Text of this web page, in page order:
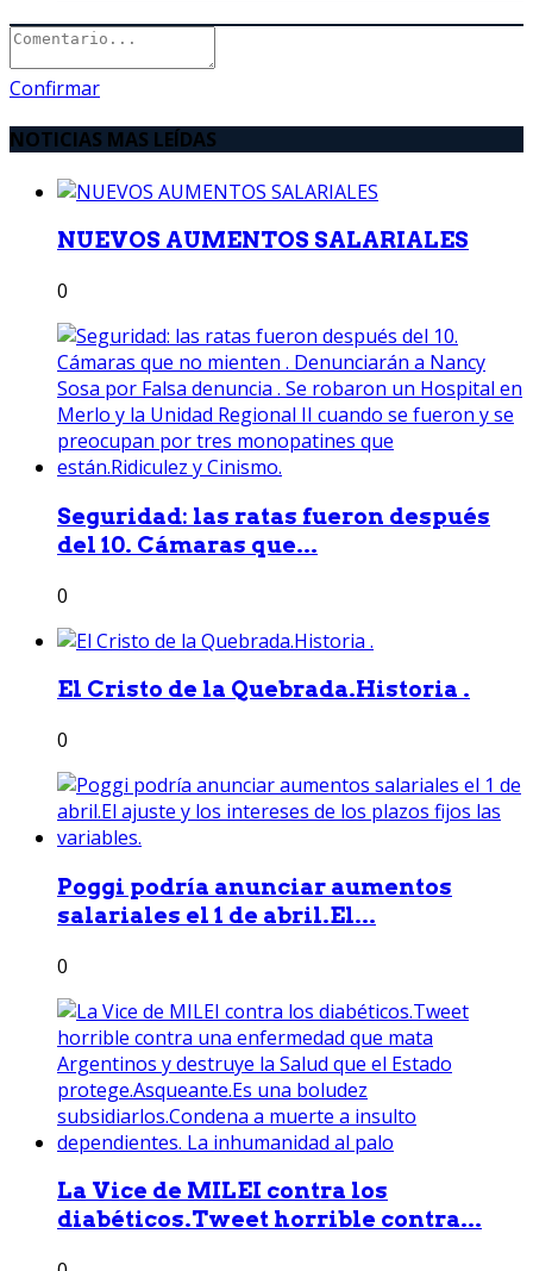
Confirmar
NOTICIAS MAS LEÍDAS
NUEVOS AUMENTOS SALARIALES
0
Seguridad: las ratas fueron después
del 10. Cámaras que...
0
El Cristo de la Quebrada.Historia .
0
Poggi podría anunciar aumentos
salariales el 1 de abril.El...
0
La Vice de MILEI contra los
diabéticos.Tweet horrible contra...